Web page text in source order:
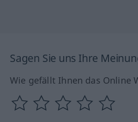
Sagen Sie uns Ihre
Wie gefällt Ihnen das Online